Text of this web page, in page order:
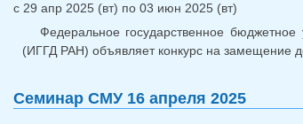
с 29 апр 2025 (вт) по 03 июн 2025 (вт)
Федеральное государственное
(ИГГД РАН) объявляет конкурс на замещение
Семинар СМУ 16 апреля 2025